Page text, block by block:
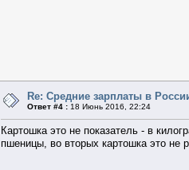
Re: Средние зарплаты в
Ответ #4 : 18 Июнь 2016, 22:24
Картошка это не показатель - в
пшеницы, во вторых картошка это не